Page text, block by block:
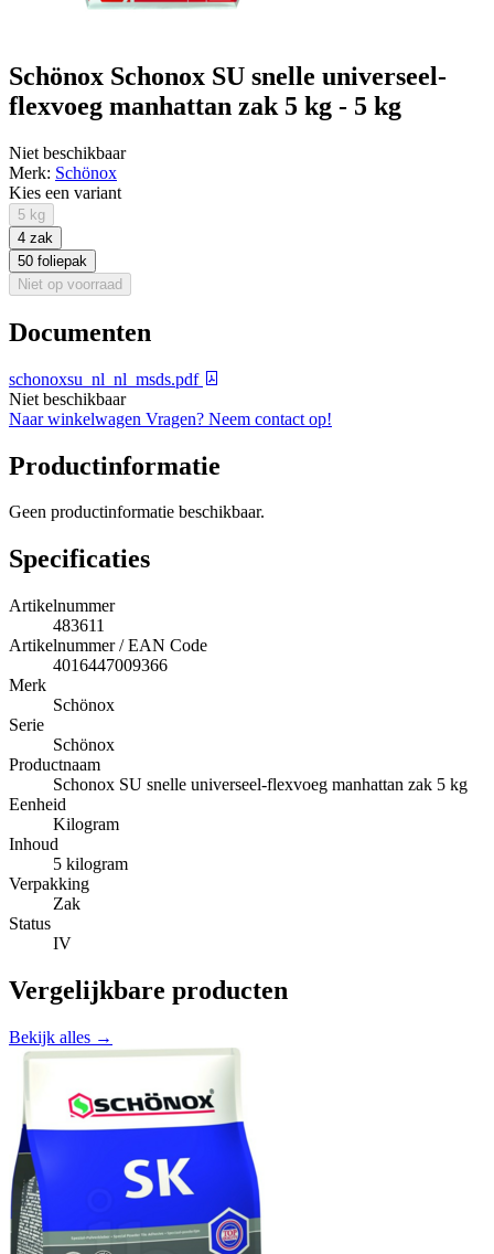
Schönox Schonox SU snelle universeel-
flexvoeg manhattan zak 5 kg - 5 kg
Niet beschikbaar
Merk: Schönox
Kies een variant
5 kg
4 zak
50 foliepak
Niet op voorraad
Documenten
schonoxsu_nl_nl_msds.pdf
Niet beschikbaar
Naar winkelwagen Vragen? Neem contact op!
Productinformatie
Geen productinformatie beschikbaar.
Specificaties
Artikelnummer
483611
Artikelnummer / EAN Code
4016447009366
Merk
Schönox
Serie
Schönox
Productnaam
Schonox SU snelle universeel-flexvoeg manhattan zak 5 kg
Eenheid
Kilogram
Inhoud
5 kilogram
Verpakking
Zak
Status
IV
Vergelijkbare producten
Bekijk alles →